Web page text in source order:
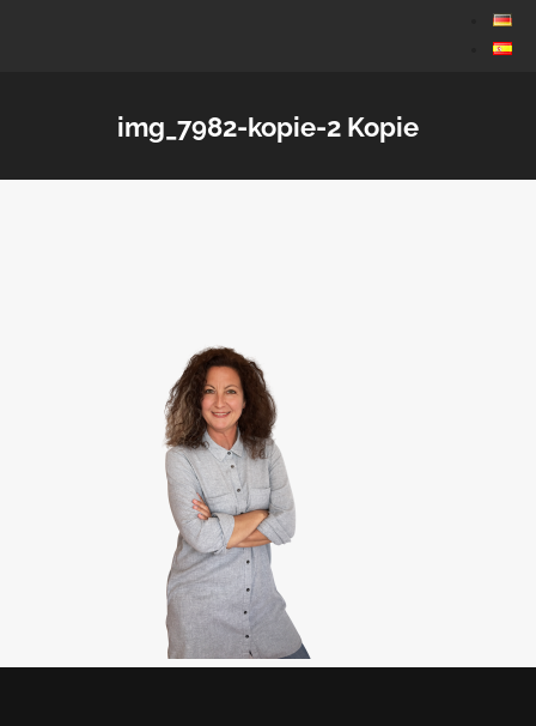
img_7982-kopie-2 Kopie